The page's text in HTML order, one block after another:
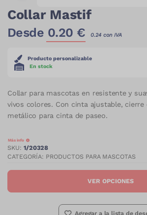
Collar Mastif
Desde 0.20 € 0.24con IVA
Producto personalizable
En stock
Collar para mascotas en resistente y
vivos colores. Con cinta ajustable, cierre
metálico para cinta de paseo.
Más info
Detalles Adicionales
SKU:1/20328
CATEGORÍA: PRODUCTOS PARA MASCOTAS
VER OPCIONES
Agregar a la lista de